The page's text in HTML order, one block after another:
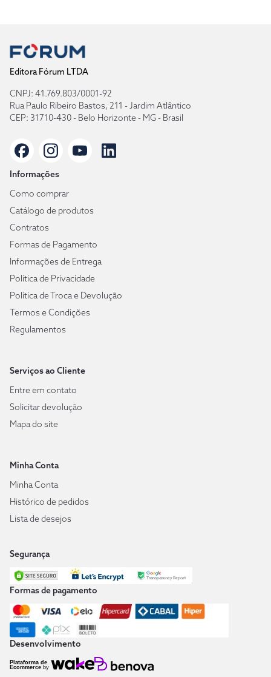
Editora Fórum LTDA
CNPJ: 41.769.803/0001-92
Rua Paulo Ribeiro Bastos, 211 - Jardim Atlântico
CEP: 31710-430 - Belo Horizonte - MG - Brasil
Informações
Como comprar
Catálogo de produtos
Contratos
Formas de Pagamento
Informações de Entrega
Política de Privacidade
Política de Troca e Devolução
Termos e Condições
Regulamentos
Serviços ao Cliente
Entre em contato
Solicitar devolução
Mapa do site
Minha Conta
Minha Conta
Histórico de pedidos
Lista de desejos
Segurança
Formas de pagamento
Desenvolvimento